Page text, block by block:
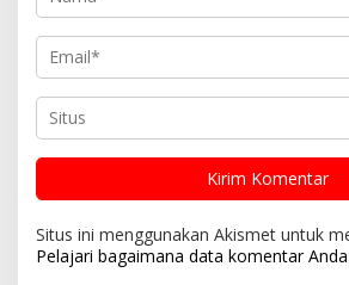
Situs ini menggunakan Akismet untuk
Pelajari bagaimana data komentar